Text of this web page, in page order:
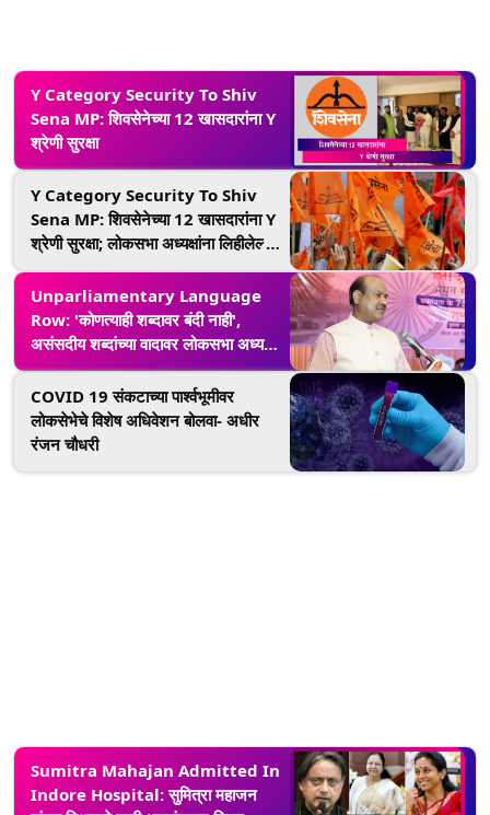
Y Category Security To Shiv
Sena MP: शिवसेनेच्या 12 खासदारांना Y
श्रेणी सुरक्षा
Y Category Security To Shiv
Sena MP: शिवसेनेच्या 12 खासदारांना Y
श्रेणी सुरक्षा; लोकसभा अध्यक्षांना लिहीलेल्या
पत्रानंतर कारवाई
Unparliamentary Language
Row: 'कोणत्याही शब्दावर बंदी नाही',
असंसदीय शब्दांच्या वादावर लोकसभा अध्यक्ष
Om Birla यांचे स्पष्टीकरण
COVID 19 संकटाच्या पार्श्वभूमीवर
लोकसेभेचे विशेष अधिवेशन बोलवा- अधीर
रंजन चौधरी
Sumitra Mahajan Admitted In
Indore Hospital: सुमित्रा महाजन